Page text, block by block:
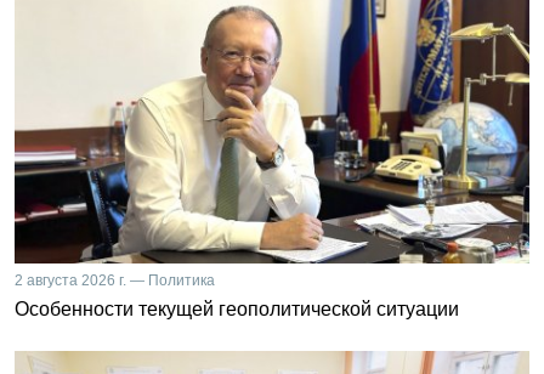
2 августа 2026 г. — Политика
Особенности текущей геополитической ситуации